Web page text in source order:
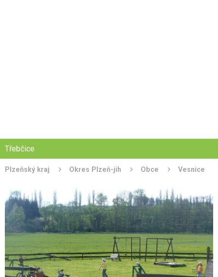
Třebčice
Plzeňský kraj Okres Plzeň-jih Obce Vesnice